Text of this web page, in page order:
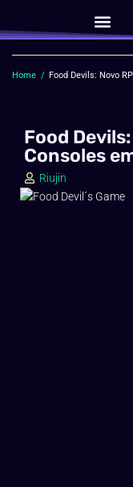
Home / Food Devils: Novo
Food
Consoles
Riujin